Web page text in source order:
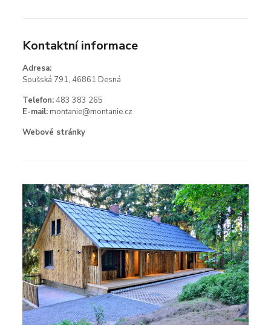
Kontaktní informace
Adresa:
Soušská 791, 46861 Desná
Telefon: 483 383 265
E-mail: montanie@montanie.cz
Webové stránky